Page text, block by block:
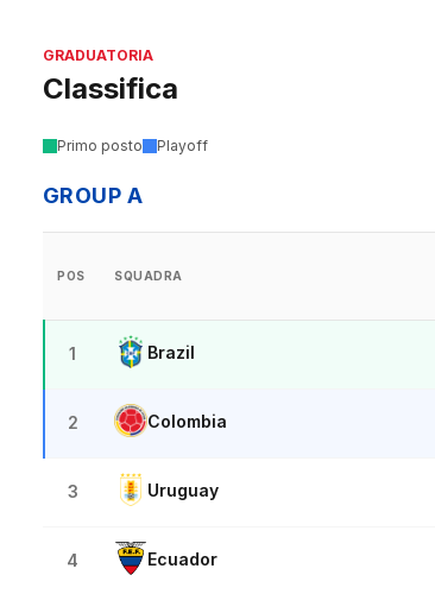
GRADUATORIA
Classifica
Primo posto Playoff
GROUP A
POS SQUADRA
1 Brazil
2 Colombia
3 Uruguay
4 Ecuador